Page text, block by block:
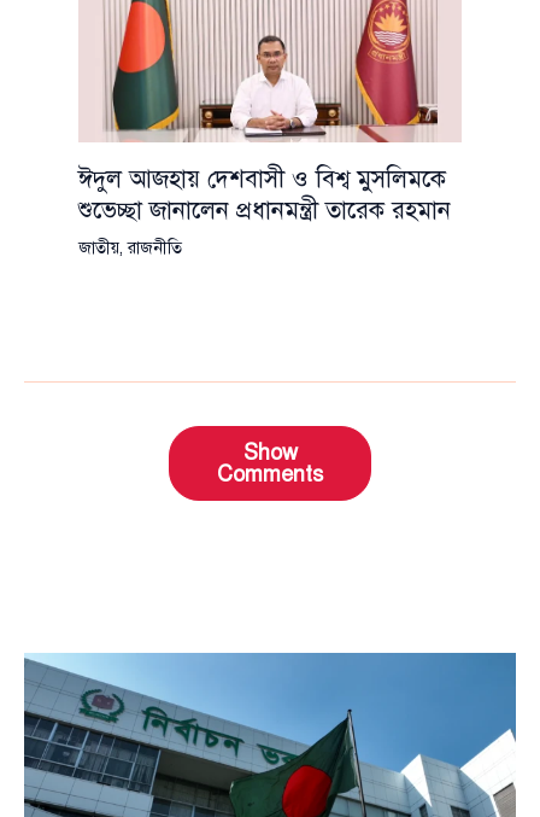
ঈদুল আজহায় দেশবাসী ও বিশ্ব মুসলিমকে
শুভেচ্ছা জানালেন প্রধানমন্ত্রী তারেক রহমান
জাতীয়,রাজনীতি
Show
Comments